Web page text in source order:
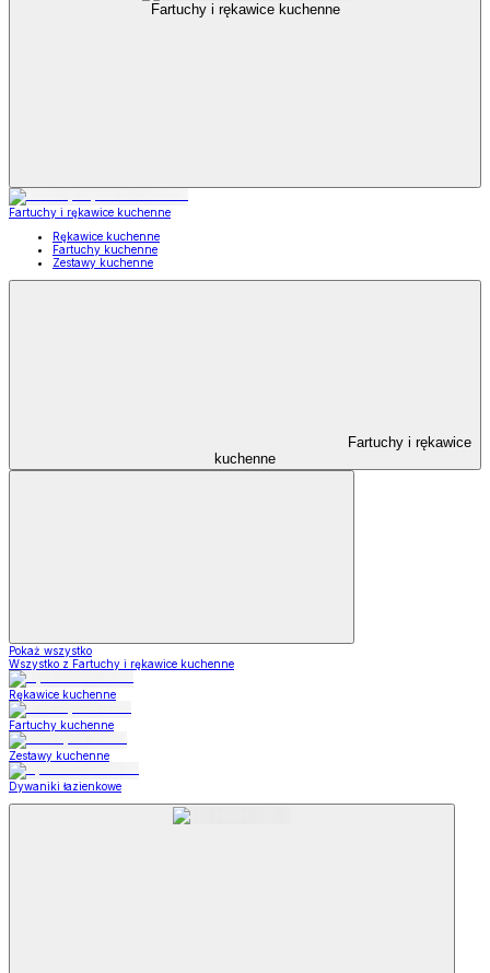
Fartuchy i rękawice kuchenne
Fartuchy i rękawice kuchenne
Rękawice kuchenne
Fartuchy kuchenne
Zestawy kuchenne
Fartuchy i rękawice
kuchenne
Pokaż wszystko
Wszystko z Fartuchy i rękawice kuchenne
Rękawice kuchenne
Fartuchy kuchenne
Zestawy kuchenne
Dywaniki łazienkowe